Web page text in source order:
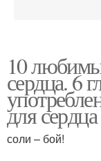
10
сердца. 6
для сердца
соли – бой!